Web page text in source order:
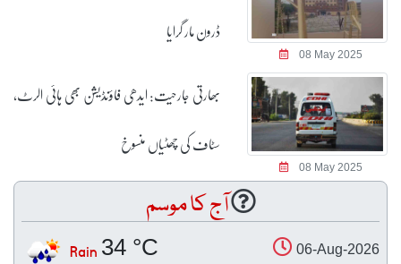
08 May 2025
ڈرون مار گرایا
08 May 2025
بھارتی جارحیت: ایدھی فاؤنڈیشن بھی ہائی الرٹ،
سٹاف کی چھٹیاں منسوخ
آج کا موسم
06-Aug-2026
34 °C
Rain